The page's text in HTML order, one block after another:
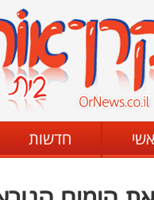
חדשות
קביעת ניגודיות